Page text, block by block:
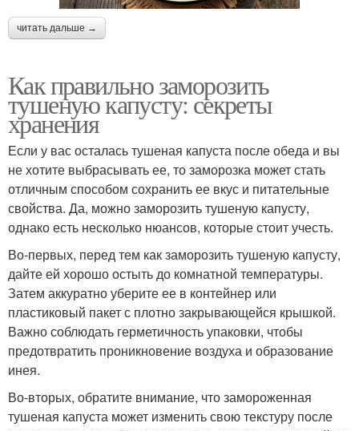
читать дальше →
Как правильно заморозить
тушеную капусту: секреты
хранения
Если у вас осталась тушеная капуста после обеда и вы
не хотите выбрасывать ее, то заморозка может стать
отличным способом сохранить ее вкус и питательные
свойства. Да, можно заморозить тушеную капусту,
однако есть несколько нюансов, которые стоит учесть.
Во-первых, перед тем как заморозить тушеную капусту,
дайте ей хорошо остыть до комнатной температуры.
Затем аккуратно уберите ее в контейнер или
пластиковый пакет с плотно закрывающейся крышкой.
Важно соблюдать герметичность упаковки, чтобы
предотвратить проникновение воздуха и образование
инея.
Во-вторых, обратите внимание, что замороженная
тушеная капуста может изменить свою текстуру после